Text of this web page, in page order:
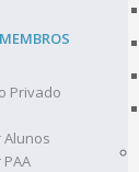
Privado
Alunos